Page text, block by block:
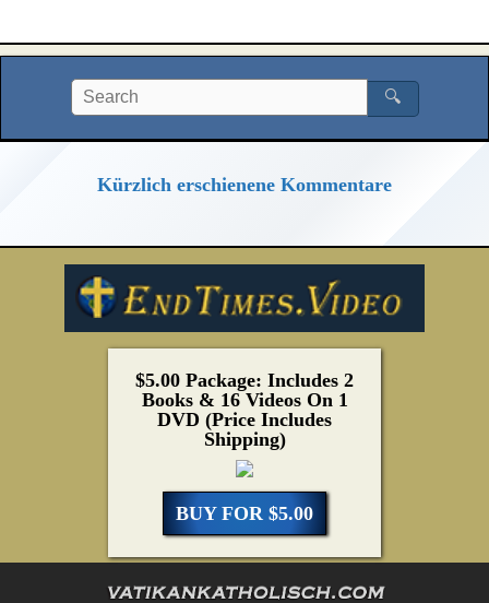
🔍
Kürzlich erschienene Kommentare
$5.00 Package: Includes 2
Books & 16 Videos On 1
DVD (Price Includes
Shipping)
BUY FOR $5.00